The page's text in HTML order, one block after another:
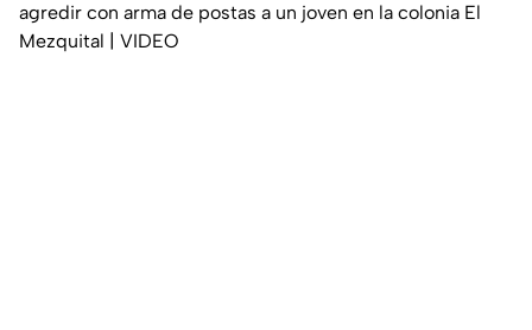
agredir con arma de postas a un joven en la colonia El
Mezquital | VIDEO